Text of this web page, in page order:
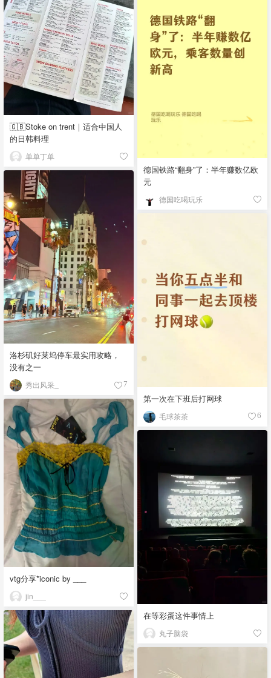
🇬🇧Stoke on trent｜适合中国人
的日韩料理
单单丁单
德国铁路“翻身”了：半年赚数亿欧
元
德国吃喝玩乐
洛杉矶好莱坞停车最实用攻略，
没有之一
秀出风采_ 7
第一次在下班后打网球
毛球茶茶 6
vtg分享*iconic by ___
jin___
在等彩蛋这件事情上
丸子脑袋